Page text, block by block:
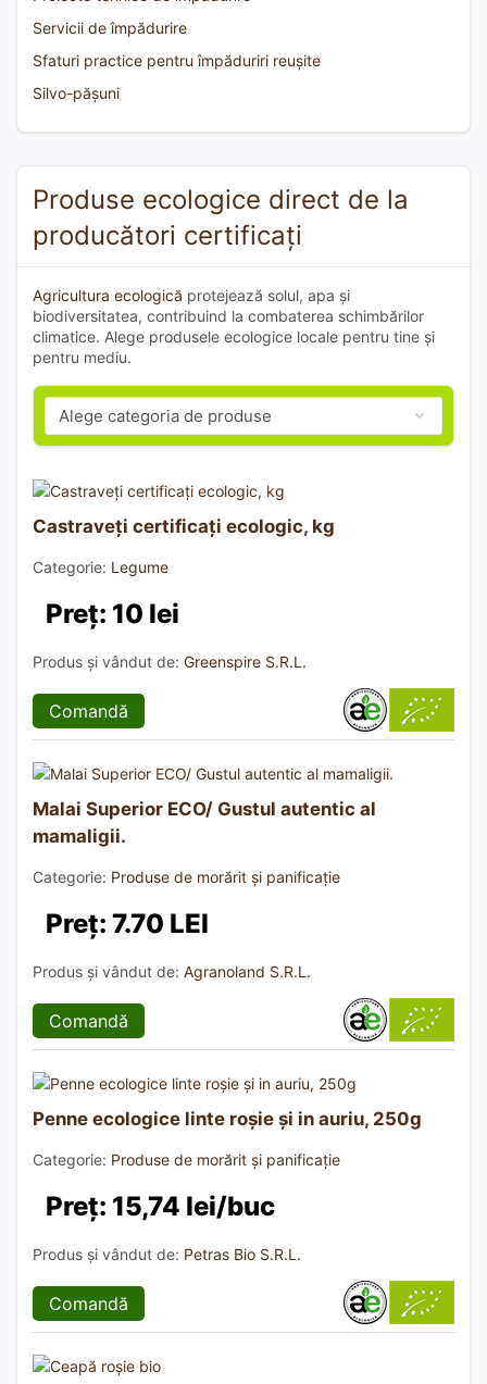
Servicii de împădurire
Sfaturi practice pentru împăduriri reușite
Silvo-pășuni
Produse ecologice direct de la
producători certificați
Agricultura ecologică protejează solul, apa și
biodiversitatea, contribuind la combaterea schimbărilor
climatice. Alege produsele ecologice locale pentru tine și
pentru mediu.
Castraveți certificați ecologic, kg
Categorie: Legume
Preț: 10 lei
Produs și vândut de: Greenspire S.R.L.
Comandă
Malai Superior ECO/ Gustul autentic al
mamaligii.
Categorie: Produse de morărit și panificație
Preț: 7.70 LEI
Produs și vândut de: Agranoland S.R.L.
Comandă
Penne ecologice linte roșie și in auriu, 250g
Categorie: Produse de morărit și panificație
Preț: 15,74 lei/buc
Produs și vândut de: Petras Bio S.R.L.
Comandă